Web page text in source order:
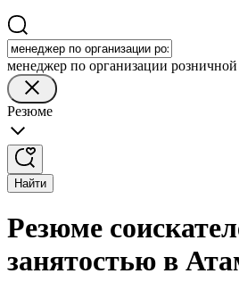
менеджер по организации розничной
Резюме
Найти
Резюме
занятостью в